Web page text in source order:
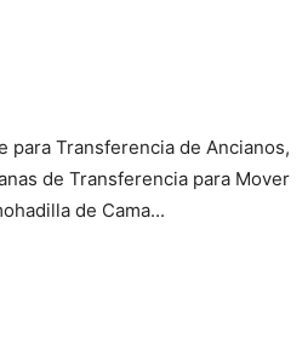
para Transferencia de Ancianos,
de Transferencia para Mover
de Cama...